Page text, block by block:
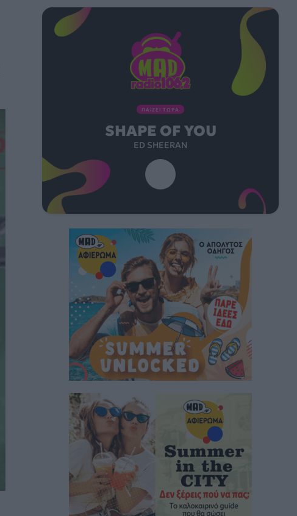
ΠΑΙΖΕΙ ΤΩΡΑ
SHAPE OF YOU
ED SHEERAN